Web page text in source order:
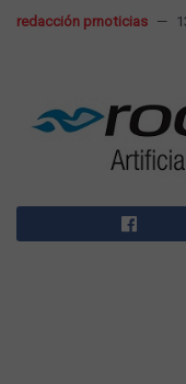
redacción prnoticias